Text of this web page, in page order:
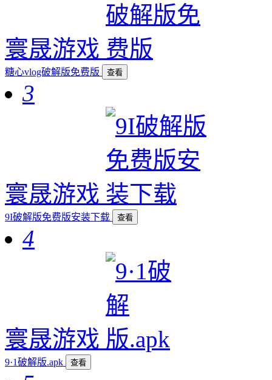
寰晟游戏
糖心vlog破解版免费版 查看
3
寰晟游戏
9I破解版免费版安装下载 查看
4
寰晟游戏
9·1破解版.apk 查看